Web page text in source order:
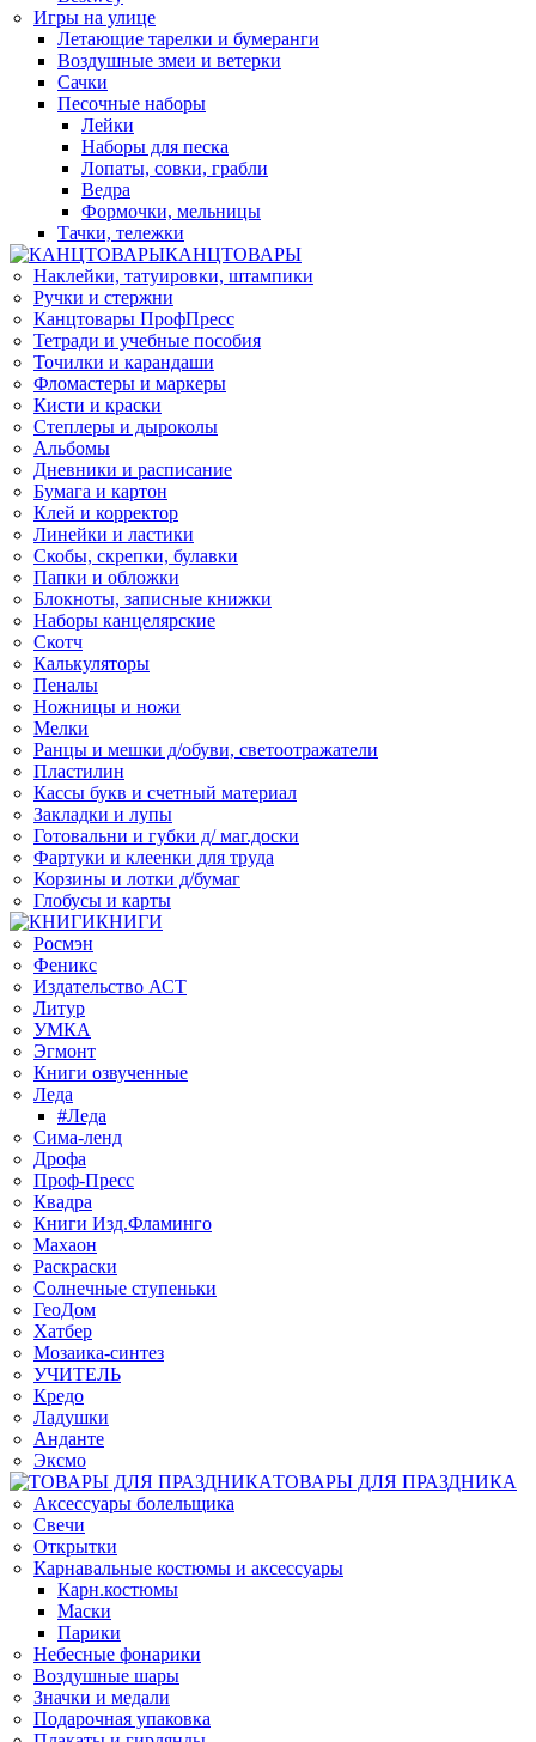
Игры на улице
Летающие тарелки и бумеранги
Воздушные змеи и ветерки
Сачки
Песочные наборы
Лейки
Наборы для песка
Лопаты, совки, грабли
Ведра
Формочки, мельницы
Тачки, тележки
КАНЦТОВАРЫ
Наклейки, татуировки, штампики
Ручки и стержни
Канцтовары ПрофПресс
Тетради и учебные пособия
Точилки и карандаши
Фломастеры и маркеры
Кисти и краски
Степлеры и дыроколы
Альбомы
Дневники и расписание
Бумага и картон
Клей и корректор
Линейки и ластики
Скобы, скрепки, булавки
Папки и обложки
Блокноты, записные книжки
Наборы канцелярские
Скотч
Калькуляторы
Пеналы
Ножницы и ножи
Мелки
Ранцы и мешки д/обуви, светоотражатели
Пластилин
Кассы букв и счетный материал
Закладки и лупы
Готовальни и губки д/ маг.доски
Фартуки и клеенки для труда
Корзины и лотки д/бумаг
Глобусы и карты
КНИГИ
Росмэн
Феникс
Издательство АСТ
Литур
УМКА
Эгмонт
Книги озвученные
Леда
#Леда
Сима-ленд
Дрофа
Проф-Пресс
Квадра
Книги Изд.Фламинго
Махаон
Раскраски
Солнечные ступеньки
ГеоДом
Хатбер
Мозаика-синтез
УЧИТЕЛЬ
Кредо
Ладушки
Анданте
Эксмо
ТОВАРЫ ДЛЯ ПРАЗДНИКА
Аксессуары болельщика
Свечи
Открытки
Карнавальные костюмы и аксессуары
Карн.костюмы
Маски
Парики
Небесные фонарики
Воздушные шары
Значки и медали
Подарочная упаковка